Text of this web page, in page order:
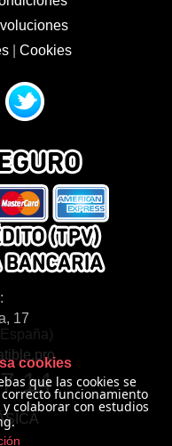
Cookies
17
14
cookies
que las cookies se
funcionamiento
colaborar con estudios